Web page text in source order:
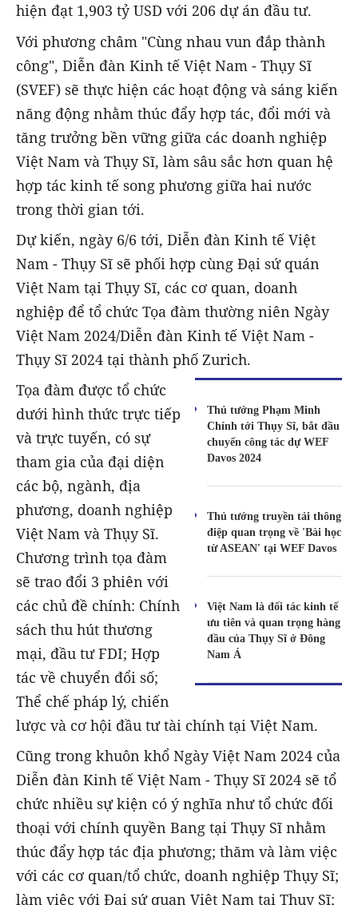
hiện đạt 1,903 tỷ USD với 206 dự án đầu tư.
Với phương châm "Cùng nhau vun đắp thành
công", Diễn đàn Kinh tế Việt Nam - Thụy Sĩ
(SVEF) sẽ thực hiện các hoạt động và sáng kiến
năng động nhằm thúc đẩy hợp tác, đổi mới và
tăng trưởng bền vững giữa các doanh nghiệp
Việt Nam và Thụy Sĩ, làm sâu sắc hơn quan hệ
hợp tác kinh tế song phương giữa hai nước
trong thời gian tới.
Dự kiến, ngày 6/6 tới, Diễn đàn Kinh tế Việt
Nam - Thụy Sĩ sẽ phối hợp cùng Đại sứ quán
Việt Nam tại Thụy Sĩ, các cơ quan, doanh
nghiệp để tổ chức Tọa đàm thường niên Ngày
Việt Nam 2024/Diễn đàn Kinh tế Việt Nam -
Thụy Sĩ 2024 tại thành phố Zurich.
Thủ tướng Phạm Minh
Chính tới Thụy Sĩ, bắt đầu
chuyến công tác dự WEF
Davos 2024
Thủ tướng truyền tải thông
điệp quan trọng về 'Bài học
từ ASEAN' tại WEF Davos
Việt Nam là đối tác kinh tế
ưu tiên và quan trọng hàng
đầu của Thụy Sĩ ở Đông
Nam Á
Tọa đàm được tổ chức
dưới hình thức trực tiếp
và trực tuyến, có sự
tham gia của đại diện
các bộ, ngành, địa
phương, doanh nghiệp
Việt Nam và Thụy Sĩ.
Chương trình tọa đàm
sẽ trao đổi 3 phiên với
các chủ đề chính: Chính
sách thu hút thương
mại, đầu tư FDI; Hợp
tác về chuyển đổi số;
Thể chế pháp lý, chiến
lược và cơ hội đầu tư tài chính tại Việt Nam.
Cũng trong khuôn khổ Ngày Việt Nam 2024 của
Diễn đàn Kinh tế Việt Nam - Thụy Sĩ 2024 sẽ tổ
chức nhiều sự kiện có ý nghĩa như tổ chức đối
thoại với chính quyền Bang tại Thụy Sĩ nhằm
thúc đẩy hợp tác địa phương; thăm và làm việc
với các cơ quan/tổ chức, doanh nghiệp Thụy Sĩ;
làm việc với Đại sứ quan Việt Nam tại Thụy Sĩ;